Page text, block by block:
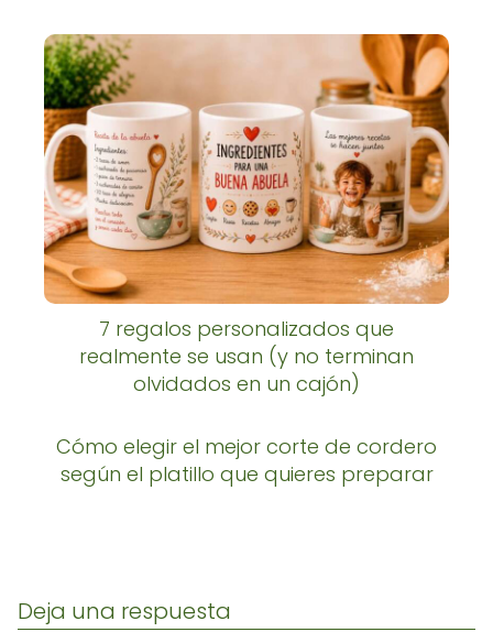
7 regalos personalizados que
realmente se usan (y no terminan
olvidados en un cajón)
Cómo elegir el mejor corte de cordero
según el platillo que quieres preparar
Deja una respuesta